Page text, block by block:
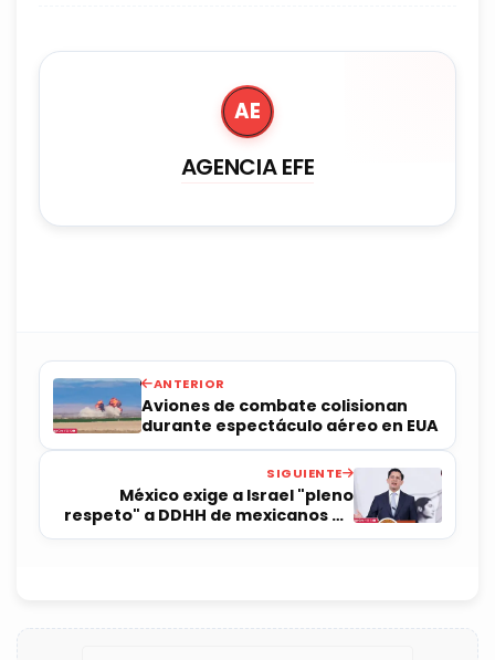
AE
AGENCIA EFE
ANTERIOR
Aviones de combate colisionan
durante espectáculo aéreo en EUA
SIGUIENTE
México exige a Israel "pleno
respeto" a DDHH de mexicanos en
flotilla interceptada